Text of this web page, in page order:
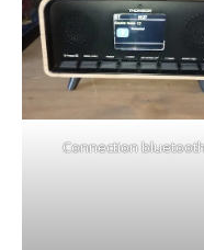
Connection